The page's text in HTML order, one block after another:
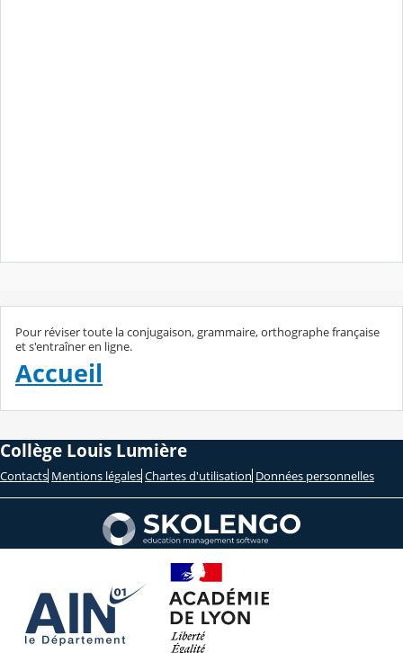
Pour réviser toute la conjugaison, grammaire, orthographe française
et s'entraîner en ligne.
Accueil
Collège Louis Lumière
Contacts Mentions légales Chartes d'utilisation Données personnelles